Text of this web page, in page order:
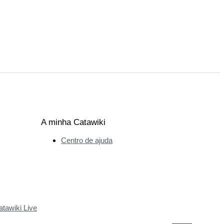
Live
A minha Catawiki
Centro de ajuda